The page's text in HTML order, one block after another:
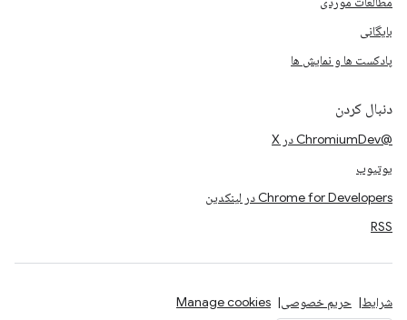
بایگانی
پادکست ها و نمایش ها
دنبال کردن
@ChromiumDev در X
یوتیوب
Chrome for Developers در لینکدین
RSS
شرایط حریم خصوصی Manage cookies